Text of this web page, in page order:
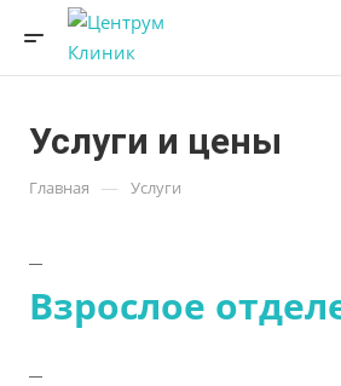
Услуги и цены
Главная — Услуги
Взрослое